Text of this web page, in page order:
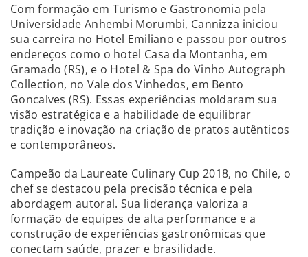
Com formação em Turismo e Gastronomia pela
Universidade Anhembi Morumbi, Cannizza iniciou
sua carreira no Hotel Emiliano e passou por outros
endereços como o hotel Casa da Montanha, em
Gramado (RS), e o Hotel & Spa do Vinho Autograph
Collection, no Vale dos Vinhedos, em Bento
Goncalves (RS). Essas experiências moldaram sua
visão estratégica e a habilidade de equilibrar
tradição e inovação na criação de pratos autênticos
e contemporâneos.
Campeão da Laureate Culinary Cup 2018, no Chile, o
chef se destacou pela precisão técnica e pela
abordagem autoral. Sua liderança valoriza a
formação de equipes de alta performance e a
construção de experiências gastronômicas que
conectam saúde, prazer e brasilidade.